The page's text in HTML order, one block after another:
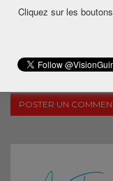
Save my name,
time I comment.
Cliquez sur les